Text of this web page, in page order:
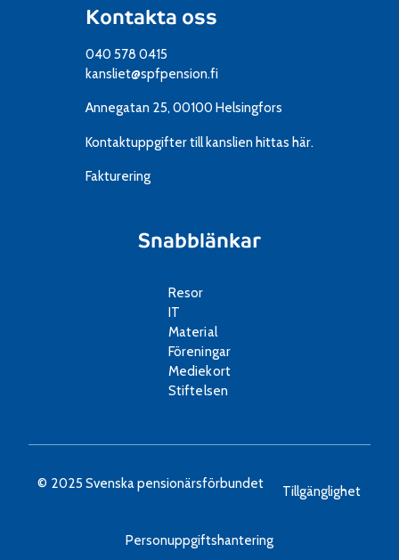
Kontakta oss
040 578 0415
kansliet@spfpension.fi
Annegatan 25, 00100 Helsingfors
Kontaktuppgifter till kanslienhittas här.
Fakturering
Snabblänkar
Resor
IT
Material
Föreningar
Mediekort
Stiftelsen
© 2025 Svenska pensionärsförbundet Tillgänglighet
Personuppgiftshantering